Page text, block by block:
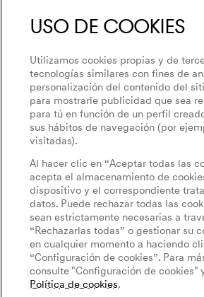
Newsletter
Contacto
Mantenme Informado
Filosofía del diseño
Iniciativas artísticas
Décimo aniversario de Genesis
Genesis Golf
Goodwood Festival of Speed
Genesis @24 Hours of Le Mans
Fia World Endurance Championship
Conduce eléctrico
Calculadora de costes EV
Autonomía de batería
Newsletter
Magma
GV60 Magma
Genesis Magma Racing
Política de Privacidad
WLTP
Aviso Legal
Politica de Cookies
Cookies Settings
Etiquetado de neumáticos
English Español
Uso de Cookies
Utilizamos cookies propias y de
tecnologías similares con fines de
personalización del contenido del
para mostrarle publicidad que sea
para tú en función de un perfil
sus hábitos de navegación (por
visitadas).
Al hacer clic en “Aceptar todas las
acepta el almacenamiento de
dispositivo y el correspondiente
datos. Puede rechazar todas las
sean estrictamente necesarias a
“Rechazarlas todas” o gestionar su
en cualquier momento a haciendo
“Configuración de cookies”. Para
consulte "Configuración de cookies"
Política de cookies.